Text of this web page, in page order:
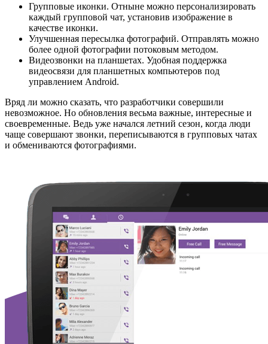
Групповые иконки. Отныне можно персонализировать
каждый групповой чат, установив изображение в
качестве иконки.
Улучшенная пересылка фотографий. Отправлять можно
более одной фотографии потоковым методом.
Видеозвонки на планшетах. Удобная поддержка
видеосвязи для планшетных компьютеров под
управлением Android.
Вряд ли можно сказать, что разработчики совершили
невозможное. Но обновления весьма важные, интересные и
своевременные. Ведь уже начался летний сезон, когда люди
чаще совершают звонки, переписываются в групповых чатах
и обмениваются фотографиями.